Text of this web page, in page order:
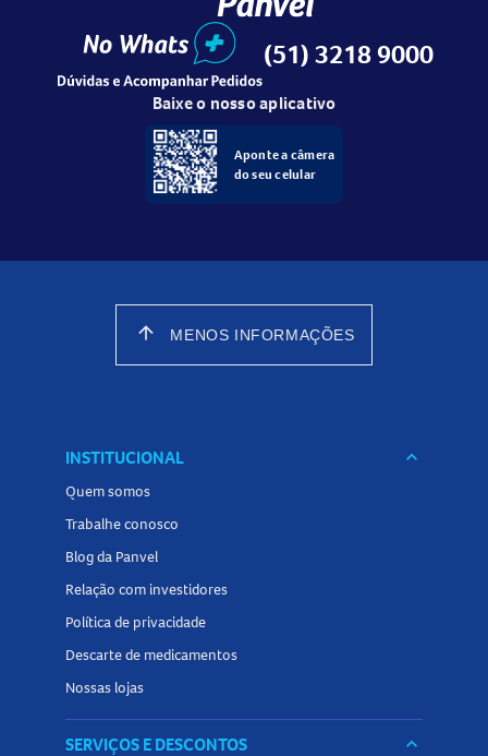
(51) 3218 9000
Baixe o nosso aplicativo
Aponte a câmera
do seu celular
arrow_upward MENOS INFORMAÇÕES
INSTITUCIONAL keyboard_arrow_down
Quem somos
Trabalhe conosco
Blog da Panvel
Relação com investidores
Política de privacidade
Descarte de medicamentos
Nossas lojas
SERVIÇOS E DESCONTOS keyboard_arrow_down